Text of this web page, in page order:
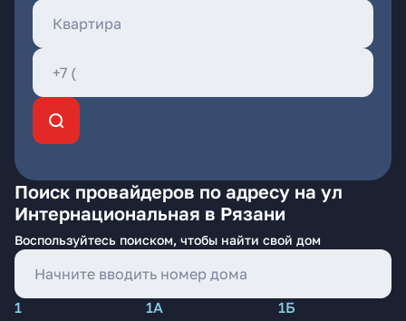
Поиск провайдеров по адресу на ул
Интернациональная в Рязани
Воспользуйтесь поиском, чтобы найти свой дом
1 1А
1Б